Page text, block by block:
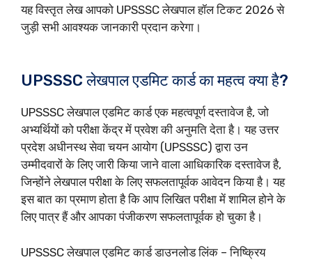
यह विस्तृत लेख आपको UPSSSC लेखपाल हॉल टिकट 2026 से
जुड़ी सभी आवश्यक जानकारी प्रदान करेगा।
UPSSSC लेखपाल एडमिट कार्ड का महत्व क्या है?
UPSSSC लेखपाल एडमिट कार्ड एक महत्वपूर्ण दस्तावेज है, जो
अभ्यर्थियों को परीक्षा केंद्र में प्रवेश की अनुमति देता है। यह उत्तर
प्रदेश अधीनस्थ सेवा चयन आयोग (UPSSSC) द्वारा उन
उम्मीदवारों के लिए जारी किया जाने वाला आधिकारिक दस्तावेज है,
जिन्होंने लेखपाल परीक्षा के लिए सफलतापूर्वक आवेदन किया है। यह
इस बात का प्रमाण होता है कि आप लिखित परीक्षा में शामिल होने के
लिए पात्र हैं और आपका पंजीकरण सफलतापूर्वक हो चुका है।
UPSSSC लेखपाल एडमिट कार्ड डाउनलोड लिंक – निष्क्रिय